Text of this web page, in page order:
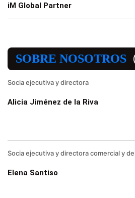
iM Global Partner
SOBRE NOSOTROS
Socia ejecutiva y directora
Alicia Jiménez de la Riva
Socia ejecutiva y directora comercial y
Elena Santiso